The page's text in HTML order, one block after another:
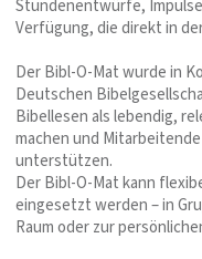
Stundenentwürfe,
Verfügung, die direkt in
Der Bibl-O-Mat wurde in
Deutschen
Bibellesen als lebendig,
machen und
unterstützen.
Der Bibl-O-Mat kann
eingesetzt werden – in
Raum oder zur